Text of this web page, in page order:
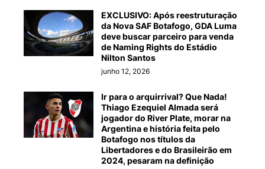
EXCLUSIVO: Após reestruturação
da Nova SAF Botafogo, GDA Luma
deve buscar parceiro para venda
de Naming Rights do Estádio
Nilton Santos
junho 12, 2026
Ir para o arquirrival? Que Nada!
Thiago Ezequiel Almada será
jogador do River Plate, morar na
Argentina e história feita pelo
Botafogo nos títulos da
Libertadores e do Brasileirão em
2024, pesaram na definição